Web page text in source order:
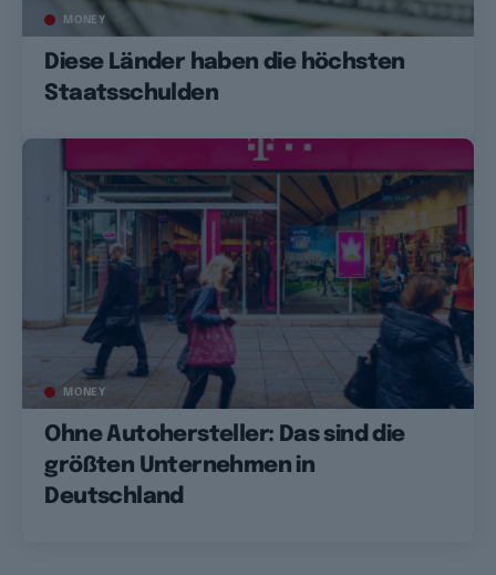
MONEY
Diese Länder haben die höchsten
Staatsschulden
MONEY
Ohne Autohersteller: Das sind die
größten Unternehmen in
Deutschland